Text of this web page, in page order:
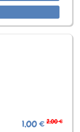
1,00 € 2,00 €